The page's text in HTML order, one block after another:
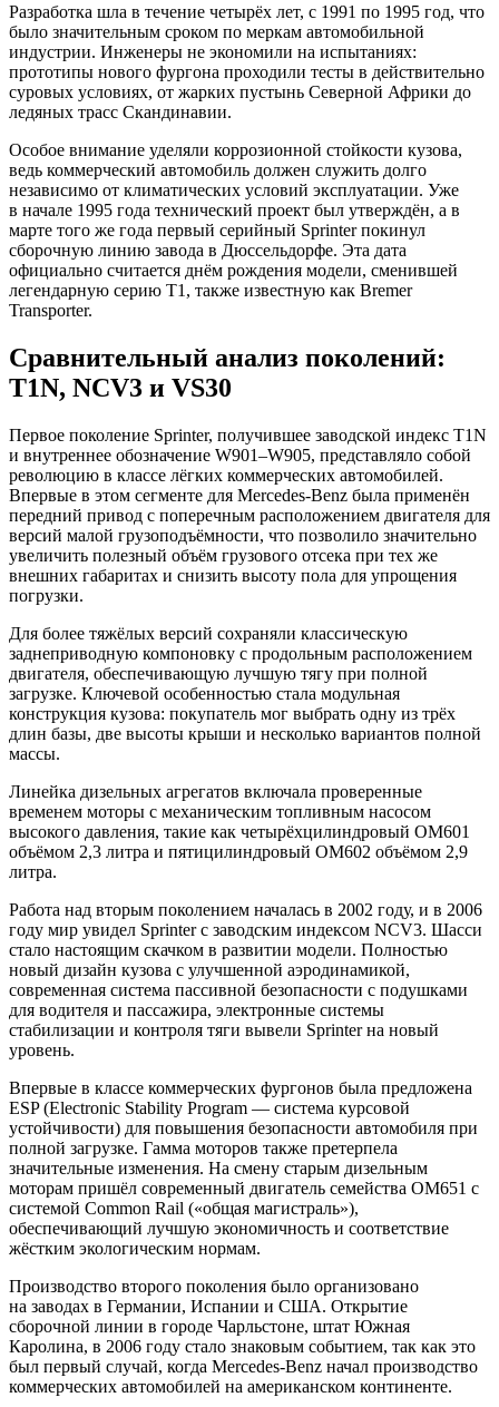
Разработка шла в течение четырёх лет, с 1991 по 1995 год, что
было значительным сроком по меркам автомобильной
индустрии. Инженеры не экономили на испытаниях:
прототипы нового фургона проходили тесты в действительно
суровых условиях, от жарких пустынь Северной Африки до
ледяных трасс Скандинавии.
Особое внимание уделяли коррозионной стойкости кузова,
ведь коммерческий автомобиль должен служить долго
независимо от климатических условий эксплуатации. Уже
в начале 1995 года технический проект был утверждён, а в
марте того же года первый серийный Sprinter покинул
сборочную линию завода в Дюссельдорфе. Эта дата
официально считается днём рождения модели, сменившей
легендарную серию Т1, также известную как Bremer
Transporter.
Сравнительный анализ поколений:
T1N, NCV3 и VS30
Первое поколение Sprinter, получившее заводской индекс T1N
и внутреннее обозначение W901–W905, представляло собой
революцию в классе лёгких коммерческих автомобилей.
Впервые в этом сегменте для Mercedes-Benz была применён
передний привод с поперечным расположением двигателя для
версий малой грузоподъёмности, что позволило значительно
увеличить полезный объём грузового отсека при тех же
внешних габаритах и снизить высоту пола для упрощения
погрузки.
Для более тяжёлых версий сохраняли классическую
заднеприводную компоновку с продольным расположением
двигателя, обеспечивающую лучшую тягу при полной
загрузке. Ключевой особенностью стала модульная
конструкция кузова: покупатель мог выбрать одну из трёх
длин базы, две высоты крыши и несколько вариантов полной
массы.
Линейка дизельных агрегатов включала проверенные
временем моторы с механическим топливным насосом
высокого давления, такие как четырёхцилиндровый OM601
объёмом 2,3 литра и пятицилиндровый OM602 объёмом 2,9
литра.
Работа над вторым поколением началась в 2002 году, и в 2006
году мир увидел Sprinter с заводским индексом NCV3. Шасси
стало настоящим скачком в развитии модели. Полностью
новый дизайн кузова с улучшенной аэродинамикой,
современная система пассивной безопасности с подушками
для водителя и пассажира, электронные системы
стабилизации и контроля тяги вывели Sprinter на новый
уровень.
Впервые в классе коммерческих фургонов была предложена
ESP (Electronic Stability Program — система курсовой
устойчивости) для повышения безопасности автомобиля при
полной загрузке. Гамма моторов также претерпела
значительные изменения. На смену старым дизельным
моторам пришёл современный двигатель семейства OM651 с
системой Common Rail («общая магистраль»),
обеспечивающий лучшую экономичность и соответствие
жёстким экологическим нормам.
Производство второго поколения было организовано
на заводах в Германии, Испании и США. Открытие
сборочной линии в городе Чарльстоне, штат Южная
Каролина, в 2006 году стало знаковым событием, так как это
был первый случай, когда Mercedes-Benz начал производство
коммерческих автомобилей на американском континенте.